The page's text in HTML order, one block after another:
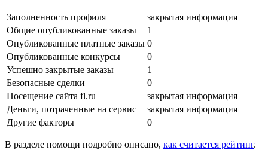
Заполненность профиля
закрытая информация
Общие опубликованные заказы
1
Опубликованные платные заказы 0
Опубликованные конкурсы
0
Успешно закрытые заказы
1
Безопасные сделки
0
Посещение сайта fl.ru
закрытая информация
Деньги, потраченные на сервис
закрытая информация
Другие факторы
0
В разделе помощи подробно описано, как считается рейтинг.